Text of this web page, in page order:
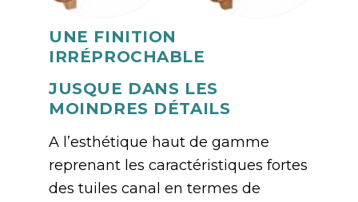
UNE FINITION
IRRÉPROCHABLE
JUSQUE DANS LES
MOINDRES DÉTAILS
A l’esthétique haut de gamme
reprenant les caractéristiques fortes
des tuiles canal en termes de